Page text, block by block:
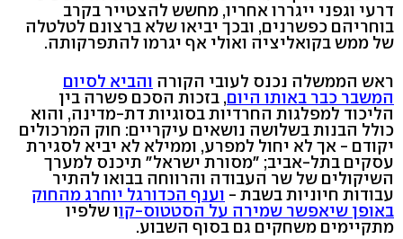
דרעי וגפני ייגררו אחריו, מחשש להצטייר בקרב
בוחריהם כפשרנים, ובכך יביאו שלא ברצונם לטלטלה
של ממש בקואליציה ואולי אף יגרמו להתפרקותה.
ראש הממשלה נכנס לעובי הקורה והביא לסיום
המשבר כבר באותו היום, בזכות הסכם פשרה בין
הליכוד למפלגות החרדיות בסוגיות דת-מדינה, והוא
כולל הבנות בשלושה נושאים עיקריים: חוק המרכולים
יקודם - אך לא יחול למפרע, וממילא לא יביא לסגירת
עסקים בתל-אביב; "מסורת ישראל" תיכנס למערך
השיקולים של שר העבודה והרווחה בבואו להתיר
עבודות חיוניות בשבת - וענף הכדורגל יוחרג מהחוק
באופן שיאפשר שמירה על הסטטוס-קוו שלפיו
מתקיימים משחקים גם בסוף השבוע.